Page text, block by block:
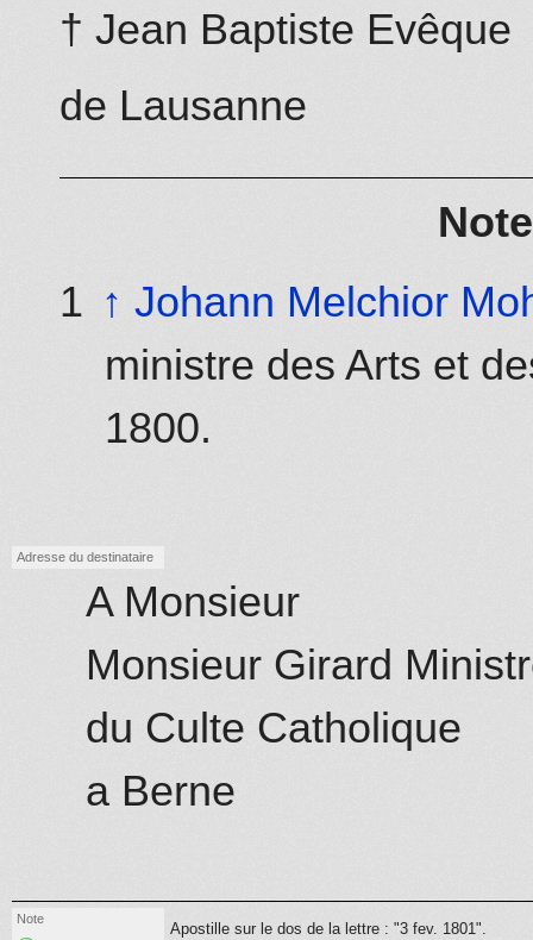
† Jean Baptiste Evêque
de Lausanne
↑ Johann Melchior
ministre des Arts et
1800.
Adresse du destinataire
A Monsieur
Monsieur Girard
du Culte Catholique
a Berne
Note
Apostille sur le dos de la lettre : "3 fev. 1801".